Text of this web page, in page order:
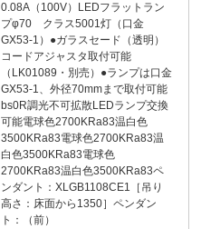
0.08A（100V）LEDフラットラン
プφ70 クラス5001灯（口金
GX53-1）●ガラスセード（透明）
コードアジャスタ取付可能
（LK01089・別売）●ランプは口金
GX53-1、外径70mmまで取付可能
bs0R調光不可拡散LEDランプ交換
可能電球色2700KRa83温白色
3500KRa83電球色2700KRa83温
白色3500KRa83電球色
2700KRa83温白色3500KRa83ペ
ンダント：XLGB1108CE1［吊り
高さ：床面から1350］ペンダン
ト：（前）